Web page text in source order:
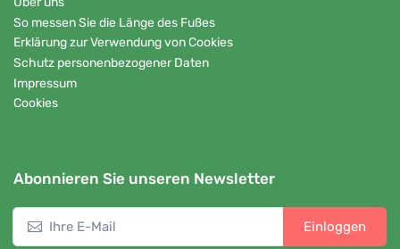
So messen Sie die Länge des Fußes
Erklärung zur Verwendung von Cookies
Schutz personenbezogener Daten
Impressum
Cookies
Abonnieren Sie unseren Newsletter
Einloggen